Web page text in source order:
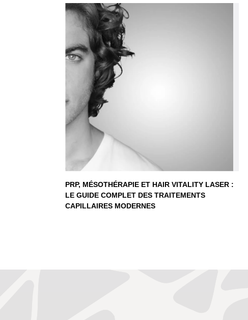
PRP, MÉSOTHÉRAPIE ET HAIR VITALITY LASER :
LE GUIDE COMPLET DES TRAITEMENTS
CAPILLAIRES MODERNES